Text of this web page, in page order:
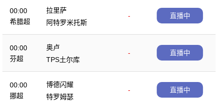
00:00
希腊超
拉里萨
-
阿特罗米托斯
直播中
00:00
芬超
奥卢
-
TPS土尔库
直播中
00:00
挪超
博德闪耀
-
特罗姆瑟
直播中